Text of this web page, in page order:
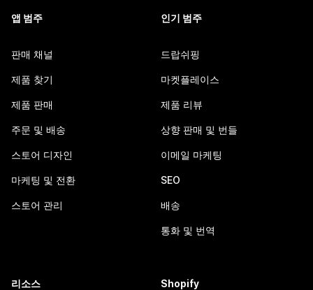
앱 범주
판매 채널
제품 찾기
제품 판매
주문 및 배송
스토어 디자인
마케팅 및 전환
스토어 관리
인기 범주
드랍쉬핑
마켓플레이스
제품 리뷰
상향 판매 및 번들
이메일 마케팅
SEO
배송
통화 및 번역
리소스 Shopify